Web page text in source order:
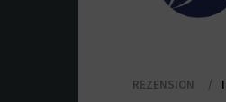
REZENSION